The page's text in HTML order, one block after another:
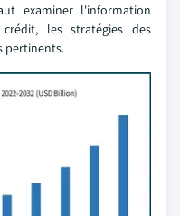
examiner l'information
les stratégies des
pertinents.